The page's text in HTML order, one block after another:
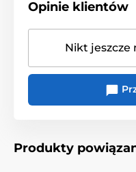
reputację
Wielokrotne orgazmy
Opinie klientów
Nikt jeszcze
Produkty